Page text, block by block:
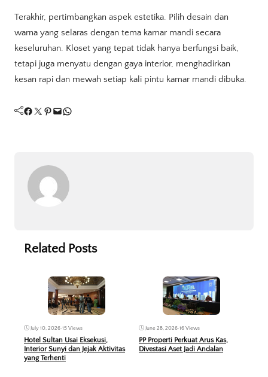
Terakhir, pertimbangkan aspek estetika. Pilih desain dan
warna yang selaras dengan tema kamar mandi secara
keseluruhan. Kloset yang tepat tidak hanya berfungsi baik,
tetapi juga menyatu dengan gaya interior, menghadirkan
kesan rapi dan mewah setiap kali pintu kamar mandi dibuka.
Facebook Twitter Pinterest Mail WhatsApp
Related Posts
July 10, 2026•15 Views
Hotel Sultan Usai Eksekusi,
Interior Sunyi dan Jejak Aktivitas
yang Terhenti
June 28, 2026•16 Views
PP Properti Perkuat Arus Kas,
Divestasi Aset Jadi Andalan